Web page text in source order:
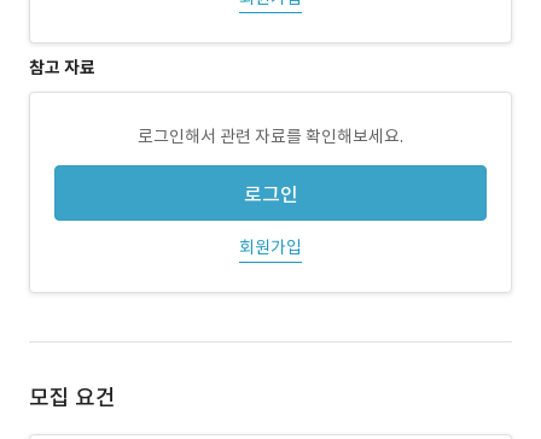
참고 자료
로그인해서 관련 자료를 확인해보세요.
로그인
회원가입
모집 요건